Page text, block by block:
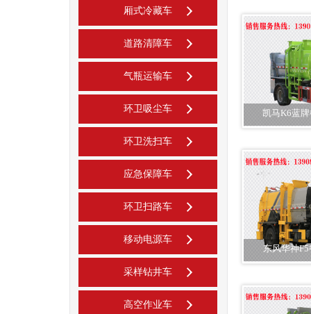
厢式冷藏车
道路清障车
气瓶运输车
环卫吸尘车
环卫洗扫车
应急保障车
环卫扫路车
移动电源车
采样钻井车
高空作业车
凯马K6蓝
东风华神